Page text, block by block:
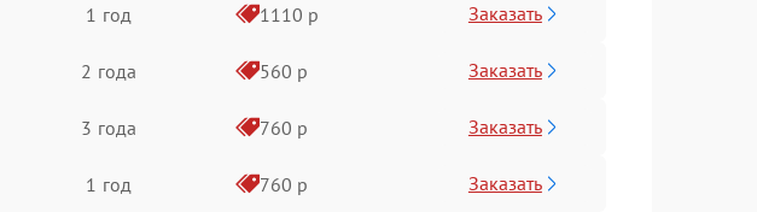
1 год 1110 р Заказать
2 года 560 р Заказать
3 года 760 р Заказать
1 год 760 р Заказать